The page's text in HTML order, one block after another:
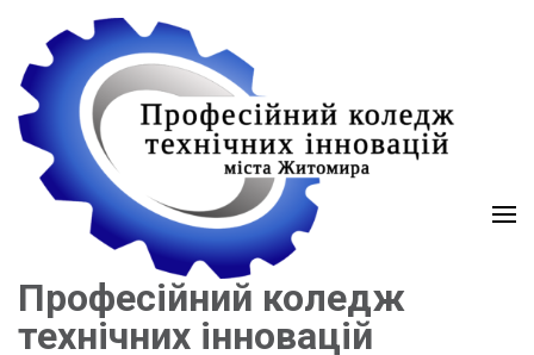
вмісту
(натисніть
Enter)
Професійний коледж
технічних інновацій